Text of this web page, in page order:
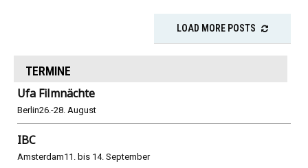
LOAD MORE POSTS
TERMINE
Ufa Filmnächte
Berlin26.-28. August
IBC
Amsterdam11. bis 14. September